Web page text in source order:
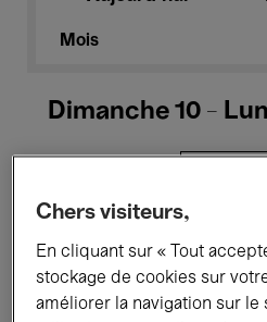
Mois
Dimanche 10 -
Tous les événements
Expositions
Chers visiteurs,
En cliquant sur « Tout
stockage de cookies sur
améliorer la navigation sur le